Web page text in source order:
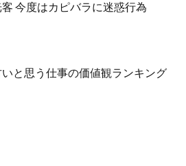
今度はカピバラに迷惑行為
いと思う仕事の価値観ランキング